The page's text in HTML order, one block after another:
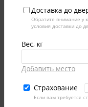
Доставка до
Обратите внимание у
условия доставки до
Вес, кг
Добавить место
Страхование
Если вам требуется